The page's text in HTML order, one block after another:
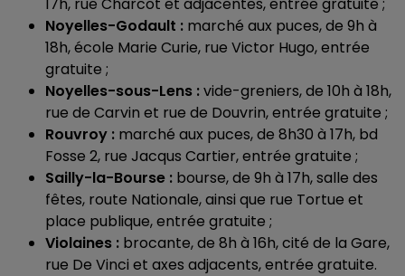
Noyelles-Godault : marché aux puces, de 9h à
18h, école Marie Curie, rue Victor Hugo, entrée
gratuite ;
Noyelles-sous-Lens :vide-greniers, de 10h à 18h,
rue de Carvin et rue de Douvrin, entrée gratuite ;
Rouvroy : marché aux puces, de 8h30 à 17h, bd
Fosse 2, rue Jacqus Cartier, entrée gratuite ;
Sailly-la-Bourse : bourse, de 9h à 17h, salle des
fêtes, route Nationale, ainsi que rue Tortue et
place publique, entrée gratuite ;
Violaines : brocante, de 8h à 16h, cité de la Gare,
rue De Vinci et axes adjacents, entrée gratuite.